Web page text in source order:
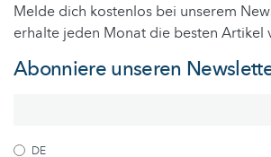
Melde dich kostenlos bei unserem
erhalte jeden Monat die besten Artikel
Abonniere unseren
DE